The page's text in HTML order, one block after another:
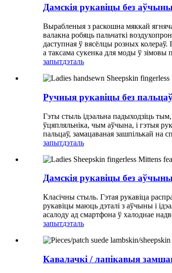
Дамскія рукавіцы без
Вырабленыя з раскошна мяккай
валакна робяць пальчаткі
даступная ў вясёлцы розных колераў.
а таксама сукенка для моды ў зімовы
запытдэталь
Ручныя рукавіцы без
Гэты стыль ідэальна падыходзіць
ўцяпляльніка, чым аўчына, і гэтыя
пальцаў, замацаваная зашпількай на
запытдэталь
Дамскія рукавіцы без
Класічны стыль. Гэтая рукавіца
рукавіцы маюць дэталі з аўчыны і
асалоду ад смартфона ў халоднае
запытдэталь
Кавалачкі / лапікавыя